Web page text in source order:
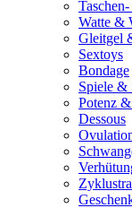
Watte &
Gleitgel
Sextoys
Bondage
Spiele &
Potenz
Dessous